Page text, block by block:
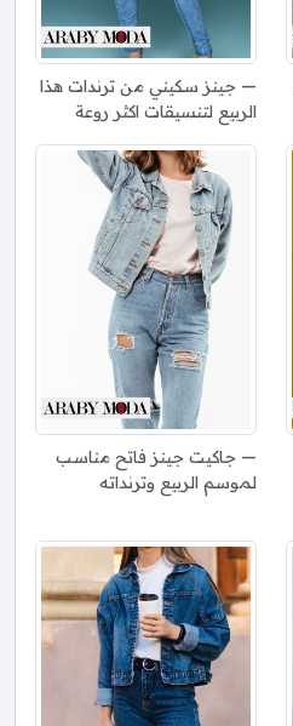
جينز سكيني من ترندات هذا
الربيع لتنسيقات اكثر روعة
جاكيت جينز فاتح مناسب
لموسم الربيع وترنداته